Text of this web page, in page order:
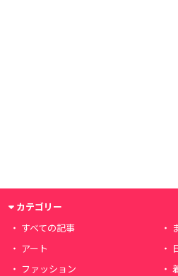
カテゴリー
すべての記事
アート
ファッション